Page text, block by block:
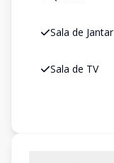
Sala de Jantar
Sala de TV